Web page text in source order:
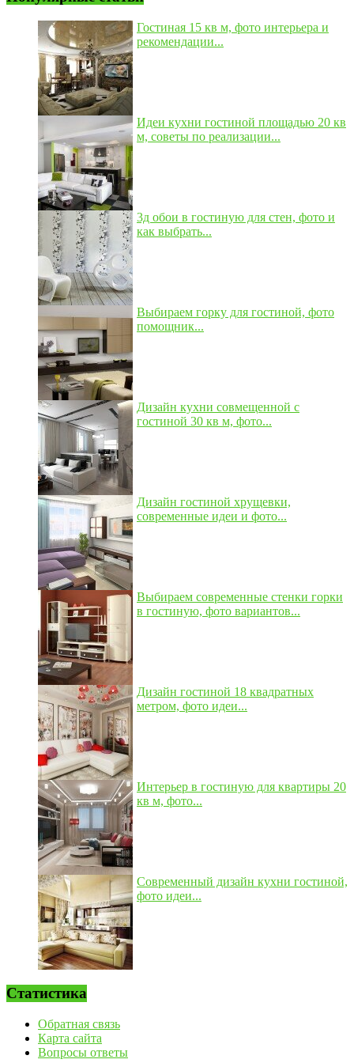
Гостиная 15 кв м, фото интерьера и
рекомендации...
Идеи кухни гостиной площадью 20 кв
м, советы по реализации...
3д обои в гостиную для стен, фото и
как выбрать...
Выбираем горку для гостиной, фото
помощник...
Дизайн кухни совмещенной с
гостиной 30 кв м, фото...
Дизайн гостиной хрущевки,
современные идеи и фото...
Выбираем современные стенки горки
в гостиную, фото вариантов...
Дизайн гостиной 18 квадратных
метром, фото идеи...
Интерьер в гостиную для квартиры 20
кв м, фото...
Современный дизайн кухни гостиной,
фото идеи...
Статистика
Обратная связь
Карта сайта
Вопросы ответы